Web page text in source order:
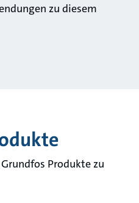
zu diesem
Produkte zu